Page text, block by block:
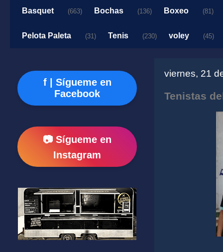
Basquet (663) Bochas (136) Boxeo (81)
Pelota Paleta (31) Tenis (230) voley (45)
viernes, 21
Tenistas
f | Sígueme en
Facebook
📷 Sígueme en
Instagram